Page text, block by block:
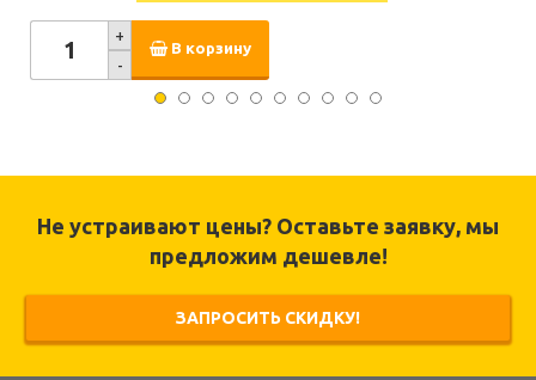
+
-
В корзину
Не устраивают цены? Оставьте заявку, мы
предложим дешевле!
ЗАПРОСИТЬ СКИДКУ!